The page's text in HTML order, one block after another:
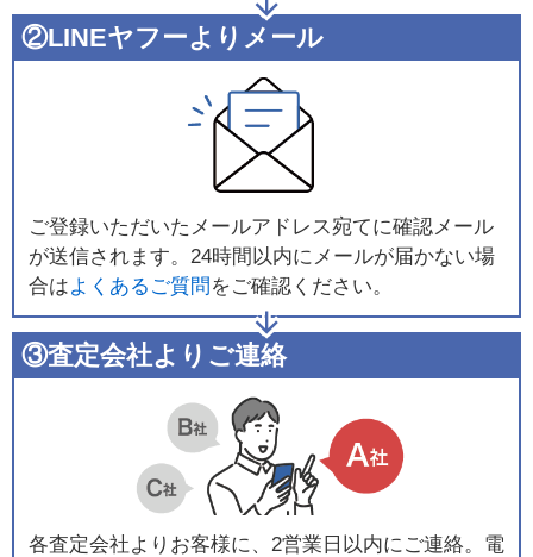
②LINEヤフーよりメール
ご登録いただいたメールアドレス宛てに確認メール
が送信されます。24時間以内にメールが届かない場
合はよくあるご質問 をご確認ください。
③査定会社よりご連絡
各査定会社よりお客様に、2営業日以内にご連絡。電